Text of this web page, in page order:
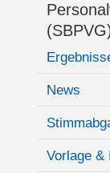
News
Vorlage &